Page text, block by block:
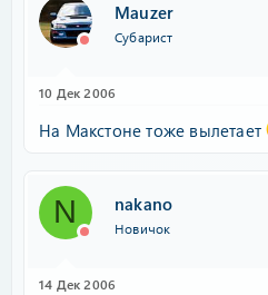
Mauzer
Субарист
10 Дек 2006
На Макстоне тоже вылетает
N nakano
Новичок
14 Дек 2006